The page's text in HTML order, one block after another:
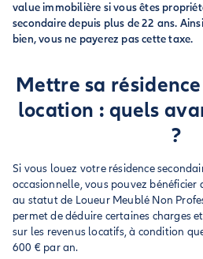
value immobilière si vous êtes
secondaire depuis plus de 22 ans.
bien, vous ne payerez pas cette taxe.
Mettre sa
location : quels
?
Si vous louez votre résidence
occasionnelle, vous pouvez bénéficier
au statut de Loueur Meublé Non
permet de déduire certaines charges
sur les revenus locatifs, à condition
600 € par an.